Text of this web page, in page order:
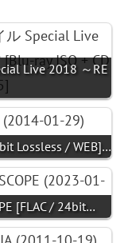
Live 2018 ～RE
Lossless / WEB]…
[FLAC / 24bit…